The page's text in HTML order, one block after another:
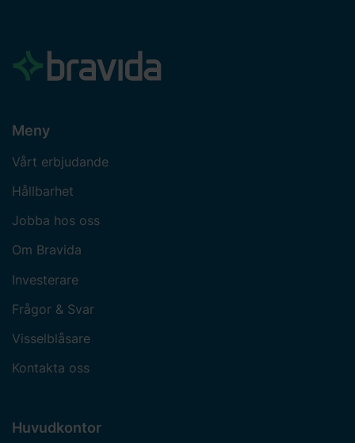
Meny
Vårt erbjudande
Hållbarhet
Jobba hos oss
Om Bravida
Investerare
Frågor & Svar
Visselblåsare
Kontakta oss
Huvudkontor